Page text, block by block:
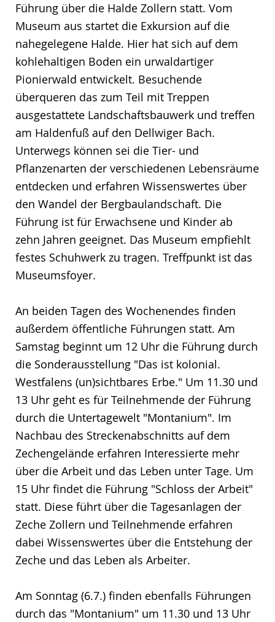
Führung über die Halde Zollern statt. Vom
Museum aus startet die Exkursion auf die
nahegelegene Halde. Hier hat sich auf dem
kohlehaltigen Boden ein urwaldartiger
Pionierwald entwickelt. Besuchende
überqueren das zum Teil mit Treppen
ausgestattete Landschaftsbauwerk und treffen
am Haldenfuß auf den Dellwiger Bach.
Unterwegs können sei die Tier- und
Pflanzenarten der verschiedenen Lebensräume
entdecken und erfahren Wissenswertes über
den Wandel der Bergbaulandschaft. Die
Führung ist für Erwachsene und Kinder ab
zehn Jahren geeignet. Das Museum empfiehlt
festes Schuhwerk zu tragen. Treffpunkt ist das
Museumsfoyer.
An beiden Tagen des Wochenendes finden
außerdem öffentliche Führungen statt. Am
Samstag beginnt um 12 Uhr die Führung durch
die Sonderausstellung "Das ist kolonial.
Westfalens (un)sichtbares Erbe." Um 11.30 und
13 Uhr geht es für Teilnehmende der Führung
durch die Untertagewelt "Montanium". Im
Nachbau des Streckenabschnitts auf dem
Zechengelände erfahren Interessierte mehr
über die Arbeit und das Leben unter Tage. Um
15 Uhr findet die Führung "Schloss der Arbeit"
statt. Diese führt über die Tagesanlagen der
Zeche Zollern und Teilnehmende erfahren
dabei Wissenswertes über die Entstehung der
Zeche und das Leben als Arbeiter.
Am Sonntag (6.7.) finden ebenfalls Führungen
durch das "Montanium" um 11.30 und 13 Uhr